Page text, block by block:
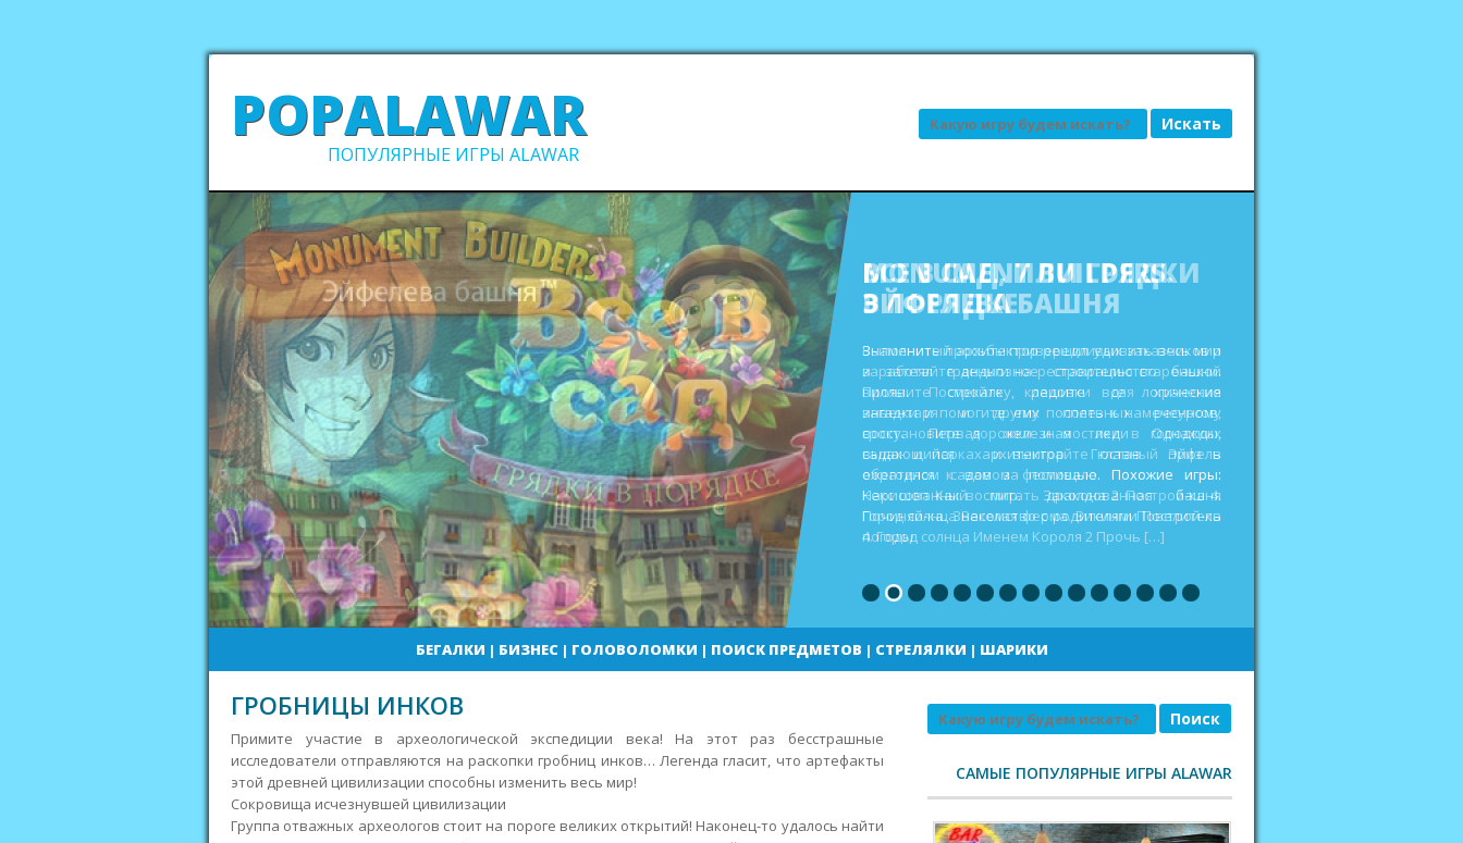
POPALAWAR
ПОПУЛЯРНЫЕ ИГРЫ ALAWAR
Поиск
ВСЕ В САД, ИЛИ ГРЯДКИ
В ПОРЯДКЕ
Выполните просьбы привередливых заказчиков и
заработайте деньги на реставрацию старенькой
виллы. Постройте кладовки для хранения
инвентаря и других полезных ресурсов,
восстановите дорожки и мостики в городских
садах и парках и выиграйте главный приз в
ежегодном садовом фестивале. Похожие игры:
Кекс шоп Как воспитать дракона 2 Построй-ка 4.
Город солнца Веселая ферма. Викинги Повелитель
погоды
БЕГАЛКИ | БИЗНЕС| ГОЛОВОЛОМКИ | ПОИСК ПРЕДМЕТОВ | СТРЕЛЯЛКИ | ШАРИКИ
ГРОБНИЦЫ ИНКОВ
Примите участие в археологической экспедиции века! На этот раз бесстрашные
исследователи отправляются на раскопки гробниц инков… Легенда гласит, что артефакты
этой древней цивилизации способны изменить весь мир!
Сокровища исчезнувшей цивилизации
Группа отважных археологов стоит на пороге великих открытий! Наконец-то удалось найти
Поиск
САМЫЕ ПОПУЛЯРНЫЕ ИГРЫ ALAWAR